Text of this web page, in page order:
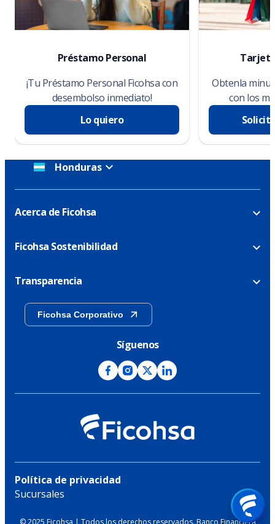
Préstamo Personal
¡Tu Préstamo Personal Ficohsa con
desembolso inmediato!
Lo quiero
Obtenla
con los
Honduras
Acerca de Ficohsa
Ficohsa Sostenibilidad
Transparencia
Ficohsa Corporativo
Síguenos
Política de privacidad
Sucursales
© 2025 Ficohsa | Todos los derechos reservados. Banco Financiera